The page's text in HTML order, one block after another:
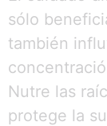
sólo
también
Nutre las
protege la